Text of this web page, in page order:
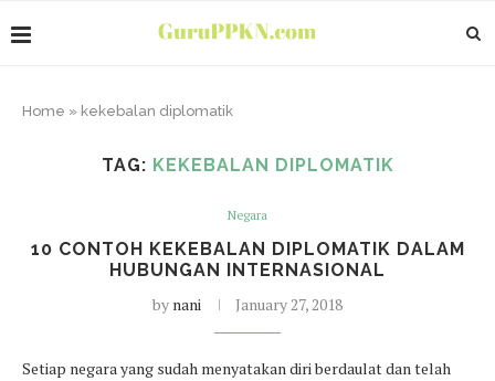
Home » kekebalan diplomatik
TAG: KEKEBALAN DIPLOMATIK
Negara
10 CONTOH KEKEBALAN DIPLOMATIK DALAM
HUBUNGAN INTERNASIONAL
by nani January 27, 2018
Setiap negara yang sudah menyatakan diri berdaulat dan telah